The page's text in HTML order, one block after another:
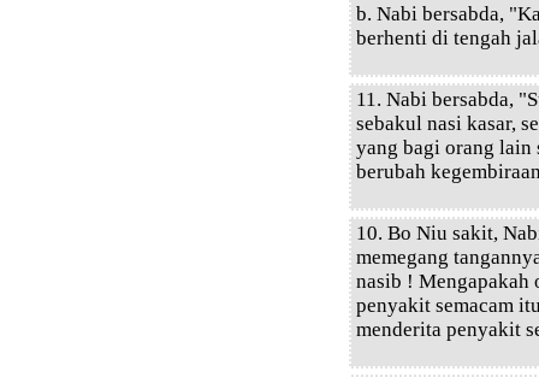
b. Nabi bersabda,
berhenti di tengah
11. Nabi bersabda,
sebakul nasi kasar,
yang bagi orang lain
berubah
10. Bo Niu sakit,
memegang
nasib ! Mengapakah
penyakit semacam
menderita penyakit